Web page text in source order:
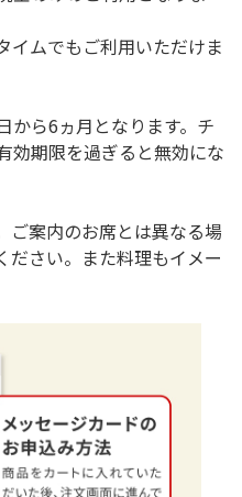
ムでもご利用いただけま
ら6ヵ月となります。チ
効期限を過ぎると無効にな
案内のお席とは異なる場
ださい。また料理もイメー